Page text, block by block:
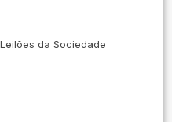
da Sociedade